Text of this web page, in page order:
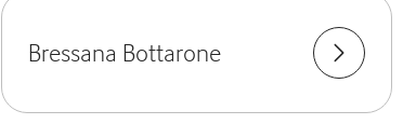
Bressana Bottarone